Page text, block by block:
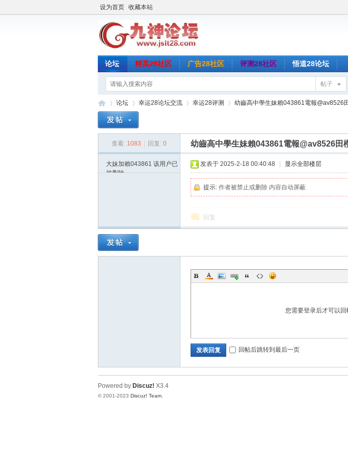
设为首页 收藏本站
论坛 精英28社区 广告28社区 评测28社区 悟道28论坛
帖子
神
论坛
›
幸运28论坛交流 幸运28评测
›
幼齒高中學生妹賴043861電報@av8526
查看: 1083 回复: 0 幼齒高中學生妹賴043861電報@av8526田
大妹加賴043861 该用户已
被删除
发表于 2025-2-18 00:40:48 显示全部楼层
提示: 作者被禁止或删除 内容自动屏蔽
回复
您需要登录后才可以回
发表回复 回帖后跳转到最后一页
Powered by Discuz! X3.4
© 2001-2023 Discuz! Team